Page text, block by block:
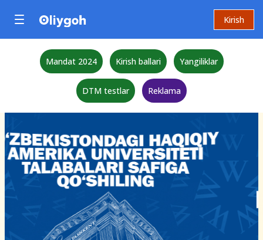
Kirish
Mandat 2024 Kirish ballari Yangiliklar
DTM testlar Reklama